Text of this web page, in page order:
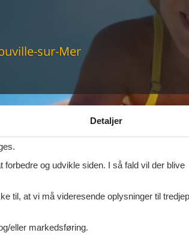
sur-Mer
Detaljer
og udvikle siden. I så fald vil der blive
til, at vi må videresende oplysninger til
eller markedsføring.